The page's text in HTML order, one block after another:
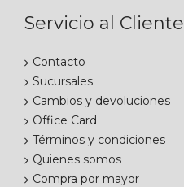
Servicio al Cliente
Contacto
Sucursales
Cambios y devoluciones
Office Card
Términos y condiciones
Quienes somos
Compra por mayor